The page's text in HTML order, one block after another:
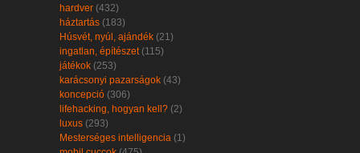
hardver (432)
háztartás (183)
Húsvét, nyúl, ajándék (21)
ingatlan, építészet (115)
játékok (253)
karácsonyi pazarságok (43)
koncepció (306)
lifehacking, hogyan kell? (2)
luxus (293)
Mesterséges intelligencia (1)